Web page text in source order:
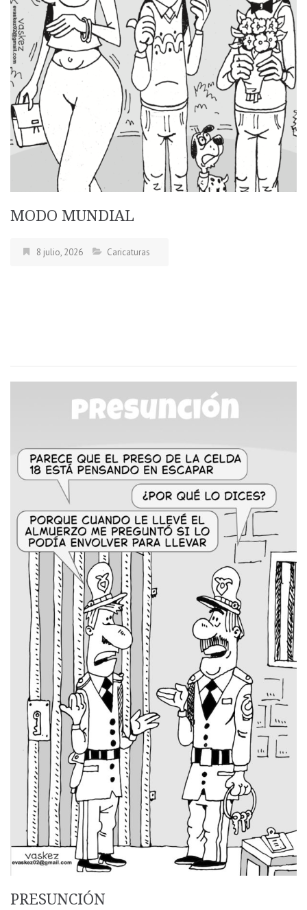
MODO MUNDIAL
8 julio, 2026 Caricaturas
PRESUNCIÓN